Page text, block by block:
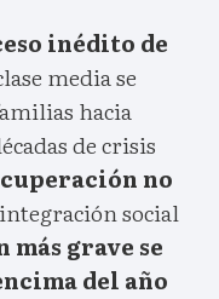
inédito de
media se
hacia
de crisis
no
social
grave se
del año